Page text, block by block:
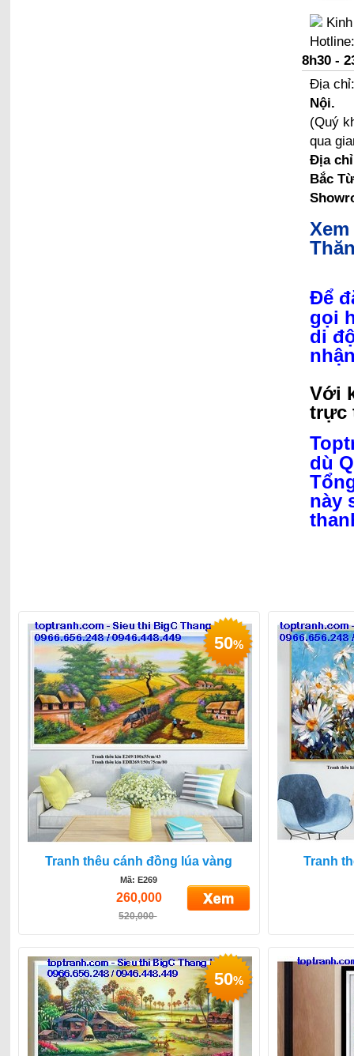
8h30 -
Địa
Nội.
(Quý
qua
Địa
Bắc
Để
gọi
di
Với
trực
dù
này
Tranh thêu cánh đồng lúa vàng
Mã: E269
260,000
520,000
50%
Tranh
50%